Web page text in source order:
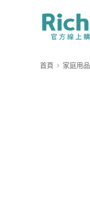
首頁 家庭用品